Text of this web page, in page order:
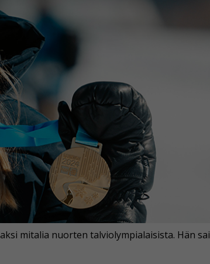
mitalia nuorten talviolympialaisista. Hän sai